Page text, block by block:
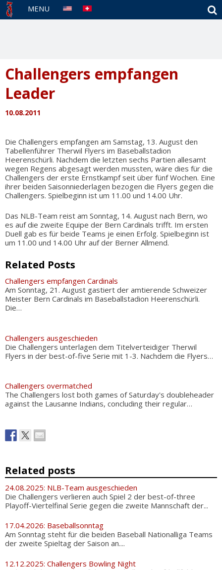
MENU
Challengers empfangen
Leader
10.08.2011
Die Challengers empfangen am Samstag, 13. August den
Tabellenführer Therwil Flyers im Baseballstadion
Heerenschürli. Nachdem die letzten sechs Partien allesamt
wegen Regens abgesagt werden mussten, wäre dies für die
Challengers der erste Ernstkampf seit über fünf Wochen. Eine
ihrer beiden Saisonniederlagen bezogen die Flyers gegen die
Challengers. Spielbeginn ist um 11.00 und 14.00 Uhr.
Das NLB-Team reist am Sonntag, 14. August nach Bern, wo
es auf die zweite Equipe der Bern Cardinals trifft. Im ersten
Duell gab es für beide Teams je einen Erfolg. Spielbeginn ist
um 11.00 und 14.00 Uhr auf der Berner Allmend.
Related Posts
Challengers empfangen Cardinals
Am Sonntag, 21. August gastiert der amtierende Schweizer
Meister Bern Cardinals im Baseballstadion Heerenschürli.
Die…
Challengers ausgeschieden
Die Challengers unterlagen dem Titelverteidiger Therwil
Flyers in der best-of-five Serie mit 1-3. Nachdem die Flyers…
Challengers overmatched
The Challengers lost both games of Saturday's doubleheader
against the Lausanne Indians, concluding their regular…
Related posts
24.08.2025: NLB-Team ausgeschieden
Die Challengers verlieren auch Spiel 2 der best-of-three
Playoff-Viertelfinal Serie gegen die zweite Mannschaft der...
17.04.2026: Baseballsonntag
Am Sonntag steht für die beiden Baseball Nationalliga Teams
der zweite Spieltag der Saison an....
12.12.2025: Challengers Bowling Night